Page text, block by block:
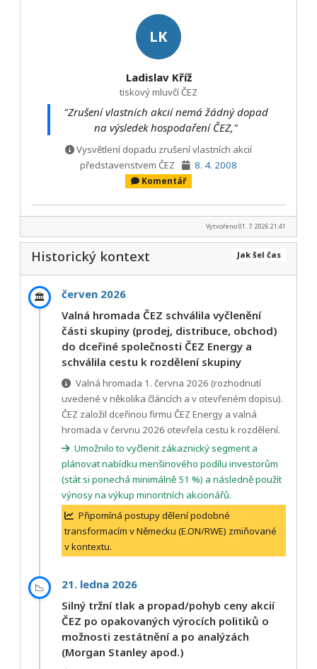
LK
Ladislav Kříž
tiskový mluvčí ČEZ
"Zrušení vlastních akcií nemá žádný dopad
na výsledek hospodaření ČEZ,"
Vysvětlení dopadu zrušení vlastních akcií
představenstvem ČEZ
8. 4. 2008
Komentář
Vytvořeno 01. 7. 2026 21:41
Jak šel čas
Historický kontext
🏛️
červen 2026
Valná hromada ČEZ schválila vyčlenění
části skupiny (prodej, distribuce, obchod)
do dceřiné společnosti ČEZ Energy a
schválila cestu k rozdělení skupiny
Valná hromada 1. června 2026 (rozhodnutí
uvedené v několika článcích a v otevřeném dopisu).
ČEZ založil dceřinou firmu ČEZ Energy a valná
hromada v červnu 2026 otevřela cestu k rozdělení.
Umožnilo to vyčlenit zákaznický segment a
plánovat nabídku menšinového podílu investorům
(stát si ponechá minimálně 51 %) a následně použít
výnosy na výkup minoritních akcionářů.
Připomíná postupy dělení podobné
transformacím v Německu (E.ON/RWE) zmiňované
v kontextu.
📉
21. ledna 2026
Silný tržní tlak a propad/pohyb ceny akcií
ČEZ po opakovaných výrocích politiků o
možnosti zestátnění a po analýzách
(Morgan Stanley apod.)